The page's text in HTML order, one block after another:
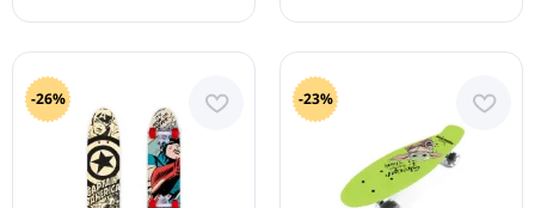
-26% -23%